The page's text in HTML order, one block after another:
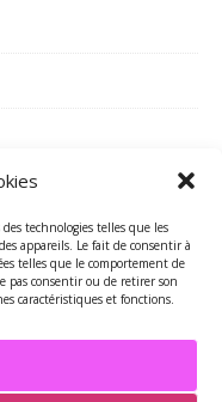
technologies telles que les
appareils. Le fait de consentir à
telles que le comportement de
pas consentir ou de retirer son
caractéristiques et fonctions.